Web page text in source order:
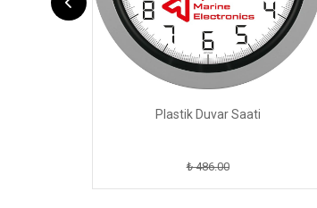
Plastik Duvar Saati
₺ 486.00